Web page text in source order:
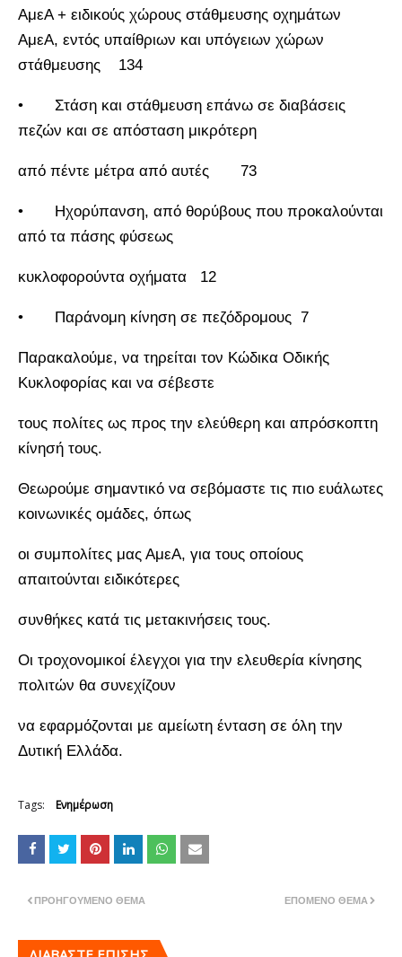
ΑμεΑ + ειδικούς χώρους στάθμευσης οχημάτων
ΑμεΑ, εντός υπαίθριων και υπόγειων χώρων
στάθμευσης 134
• Στάση και στάθμευση επάνω σε διαβάσεις
πεζών και σε απόσταση μικρότερη
από πέντε μέτρα από αυτές 73
• Ηχορύπανση, από θορύβους που προκαλούνται
από τα πάσης φύσεως
κυκλοφορούντα οχήματα 12
• Παράνομη κίνηση σε πεζόδρομους 7
Παρακαλούμε, να τηρείται τον Κώδικα Οδικής
Κυκλοφορίας και να σέβεστε
τους πολίτες ως προς την ελεύθερη και απρόσκοπτη
κίνησή τους.
Θεωρούμε σημαντικό να σεβόμαστε τις πιο ευάλωτες
κοινωνικές ομάδες, όπως
οι συμπολίτες μας ΑμεΑ, για τους οποίους
απαιτούνται ειδικότερες
συνθήκες κατά τις μετακινήσεις τους.
Οι τροχονομικοί έλεγχοι για την ελευθερία κίνησης
πολιτών θα συνεχίζουν
να εφαρμόζονται με αμείωτη ένταση σε όλη την
Δυτική Ελλάδα.
Tags: Ενημέρωση
ΕΠΌΜΕΝΟ ΘΈΜΑ
ΠΡΟΗΓΟΎΜΕΝΟ ΘΈΜΑ